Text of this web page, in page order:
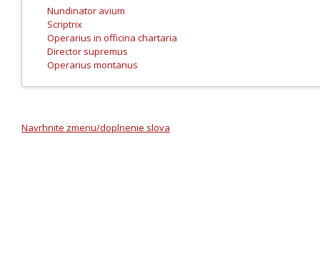
Nundinator avium
Scriptrix
Operarius in officina chartaria
Director supremus
Operarius montanus
Navrhnite zmenu/doplnenie slova